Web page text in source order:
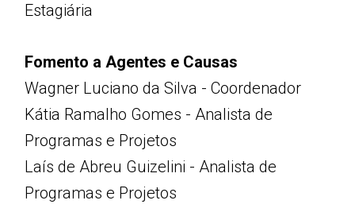
Estagiária
Fomento a Agentes e Causas
Wagner Luciano da Silva - Coordenador
Kátia Ramalho Gomes - Analista de
Programas e Projetos
Laís de Abreu Guizelini - Analista de
Programas e Projetos